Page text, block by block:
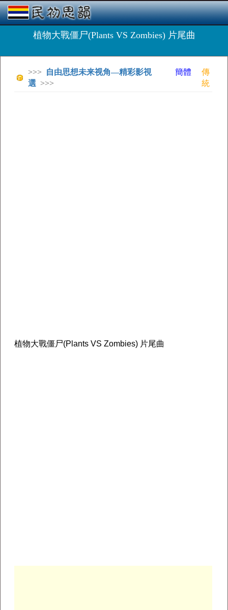
植物大戰僵尸(Plants VS Zombies) 片尾曲
>>>
自由思想未来视角—精彩影視
選 >>>
簡體
傳
統
植物大戰僵尸(Plants VS Zombies) 片尾曲